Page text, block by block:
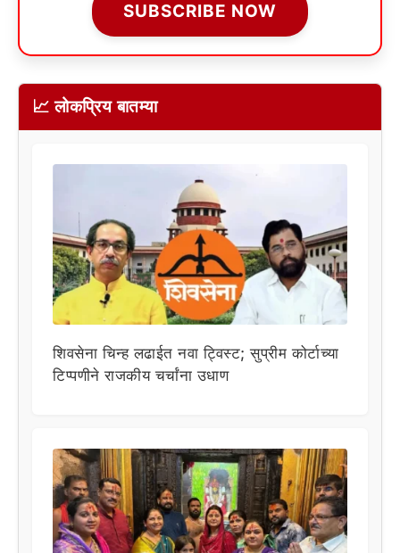
SUBSCRIBE NOW
📈 लोकप्रिय बातम्या
शिवसेना चिन्ह लढाईत नवा ट्विस्ट; सुप्रीम कोर्टाच्या
टिप्पणीने राजकीय चर्चांना उधाण